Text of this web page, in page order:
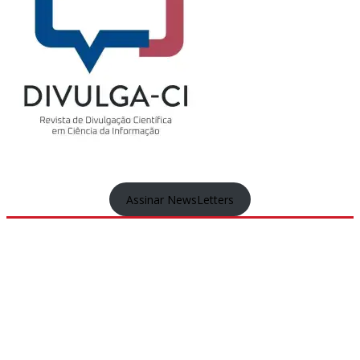
Assinar NewsLetters